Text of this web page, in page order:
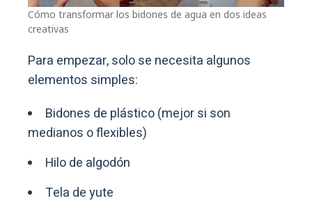
Cómo transformar los bidones de agua en dos ideas
creativas
Para empezar, solo se necesita algunos
elementos simples:
Bidones de plástico (mejor si son
medianos o flexibles)
Hilo de algodón
Tela de yute